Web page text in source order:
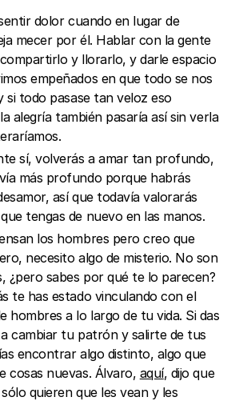
dolor cuando en lugar de
mecer por él. Hablar con la gente
y llorarlo, y darle espacio
empeñados en que todo se nos
si todo pasase tan veloz eso
alegría también pasaría así sin verla
sí, volverás a amar tan profundo,
más profundo porque habrás
así que todavía valorarás
tengas de nuevo en las manos.
los hombres pero creo que
necesito algo de misterio. No son
¿pero sabes por qué te lo parecen?
te has estado vinculando con el
hombres a lo largo de tu vida. Si das
cambiar tu patrón y salirte de tus
encontrar algo distinto, algo que
cosas nuevas. Álvaro, aquí, dijo que
quieren que les vean y les